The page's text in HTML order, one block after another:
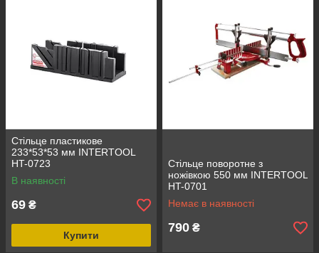
Стільце пластикове
233*53*53 мм INTERTOOL
HT-0723
В наявності
69 ₴
Купити
Стільце поворотне з
ножівкою 550 мм INTERTOOL
HT-0701
Немає в наявності
790 ₴